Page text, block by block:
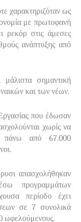
χαρακτηριζόταν ως
με πρωτοφανή
ρεκόρ στις άμεσες
ανάπτυξης από
σημαντική
και των νέων.
που έδωσαν
χωρίς να
πάνω από 67.000
απασχολήθηκαν
προγραμμάτων
περίοδο έχει
σε 7 συνολικά
ωφελούμενους.